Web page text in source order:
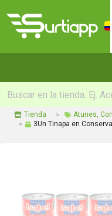
Tienda
Atunes,
3Un Tinapa en